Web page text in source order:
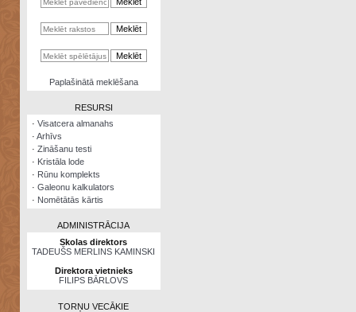
kalkulators
NomētātāsPaplašinātā meklēšana
RESURSI
· Visatcera almanahs
· Arhīvs
· Zināšanu testi
· Kristāla lode
· Rūnu komplekts
· Galeonu kalkulators
· Nomētātās kārtis
ADMINISTRĀCIJA
Skolas direktors
TADEUŠS MERLINS KAMINSKI
Direktora vietnieks
FILIPS BĀRLOVS
TORŅU VECĀKIE